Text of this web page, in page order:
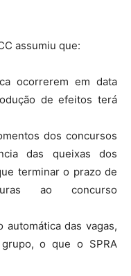
assumiu que:
ocorrerem em data
de efeitos terá
dos concursos
das queixas dos
terminar o prazo de
ao concurso
automática das vagas,
o que o SPRA